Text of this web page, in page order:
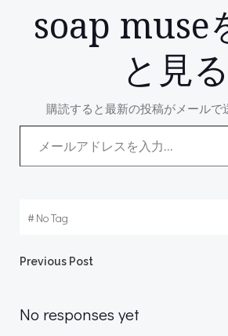
soap muse
と見る
購読すると最新の投稿がメールで
メールアドレスを入力...
#No Tag
Post
navigation
Previous Post
No responses yet